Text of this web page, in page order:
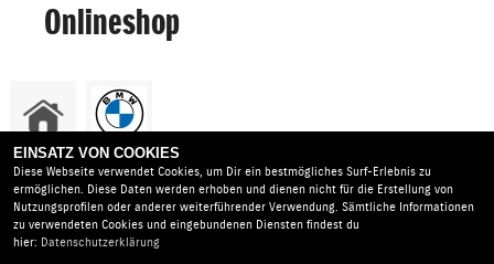
Onlineshop
EINSATZ VON COOKIES
Diese Webseite verwendet Cookies, um Dir ein bestmögliches Surf-Erlebnis zu
ermöglichen. Diese Daten werden erhoben und dienen nicht für die Erstellung von
Nutzungsprofilen oder anderer weiterführender Verwendung. Sämtliche Informationen
zu verwendeten Cookies und eingebundenen Diensten findest du
hier: Datenschutzerklärung